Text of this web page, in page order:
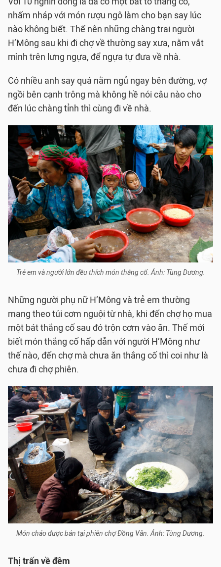
nhấm nháp với món rượu ngô làm cho bạn say lúc
nào không biết. Thế nên những chàng trai người
H’Mông sau khi đi chợ về thường say xưa, nằm vắt
mình trên lưng ngựa, để ngựa tự đưa về nhà.
Có nhiều anh say quá nằm ngủ ngay bên đường, vợ
ngồi bên cạnh trông mà không hề nói câu nào cho
đến lúc chàng tỉnh thì cùng đi về nhà.
Trẻ em và người lớn đều thích món thắng cố. Ảnh: Tùng Dương.
Những người phụ nữ H’Mông và trẻ em thường
mang theo túi cơm nguội từ nhà, khi đến chợ họ mua
một bát thắng cố sau đó trộn cơm vào ăn. Thế mới
biết món thắng cố hấp dẫn với người H’Mông như
thế nào, đến chợ mà chưa ăn thắng cố thì coi như là
chưa đi chợ phiên.
Món cháo được bán tại phiên chợ Đồng Văn. Ảnh: Tùng Dương.
Thị trấn về đêm